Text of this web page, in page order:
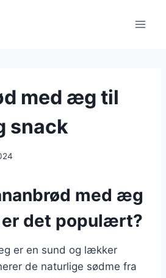
med æg til
snack
med æg
det populært?
er en sund og lækker
de naturlige sødme fra